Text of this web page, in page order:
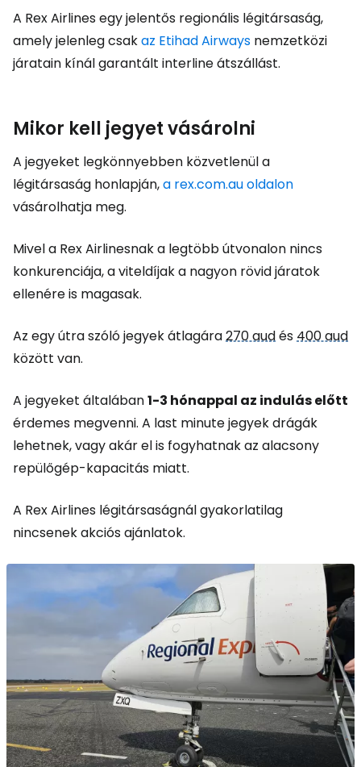
A Rex Airlines egy jelentős regionális légitársaság,
amely jelenleg csakaz Etihad Airways nemzetközi
járatain kínál garantált interline átszállást.
Mikor kell jegyet vásárolni
A jegyeket legkönnyebben közvetlenül a
légitársaság honlapján,a rex.com.au oldalon
vásárolhatja meg.
Mivel a Rex Airlinesnak a legtöbb útvonalon nincs
konkurenciája, a viteldíjak a nagyon rövid járatok
ellenére is magasak.
Az egy útra szóló jegyek átlagára270 audés400 aud
között van.
A jegyeket általában1-3 hónappal az indulás előtt
érdemes megvenni. A last minute jegyek drágák
lehetnek, vagy akár el is fogyhatnak az alacsony
repülőgép-kapacitás miatt.
A Rex Airlines légitársaságnál gyakorlatilag
nincsenek akciós ajánlatok.